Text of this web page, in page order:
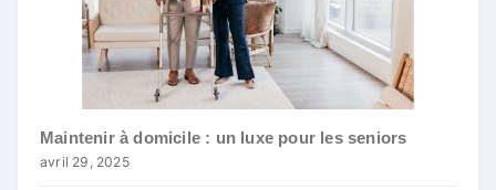
Maintenir à domicile : un luxe pour les seniors
avril 29, 2025